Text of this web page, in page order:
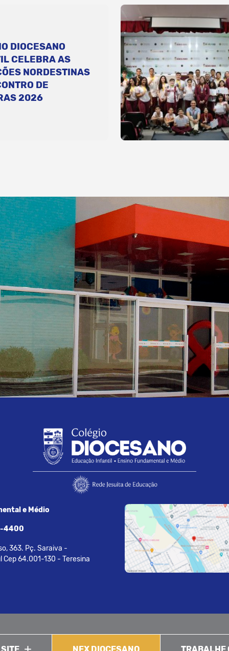
DIOCESANO
CELEBRA AS
NORDESTINAS
DE
2026
e Médio
4400
363. Pç. Saraiva -
Cep 64.001-130 - Teresina
NEX DIOCESANO TRABALHE